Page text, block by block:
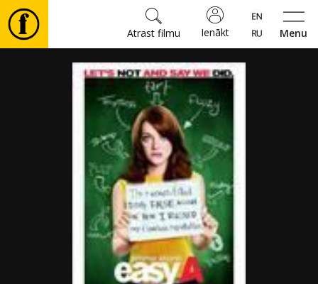
Menu
Ienākt
Atrast filmu
Pasākumi